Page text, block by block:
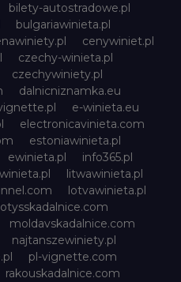
bilety-autostradowe.pl
bulgariawinieta.pl
cenywiniet.pl
czechy-winieta.pl
czechywiniety.pl
dalnicniznamka.eu
e-winieta.eu
electronicavinieta.com
estoniawinieta.pl
ewinieta.pl
info365.pl
litwawinieta.pl
lotvawinieta.pl
moldavskadalnice.com
najtanszewiniety.pl
pl-vignette.com
rakouskadalnice.com